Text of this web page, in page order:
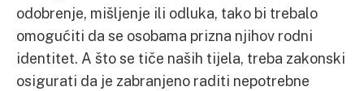
odobrenje, mišljenje ili odluka, tako bi trebalo
omogućiti da se osobama prizna njihov rodni
identitet. A što se tiče naših tijela, treba zakonski
osigurati da je zabranjeno raditi nepotrebne